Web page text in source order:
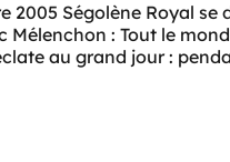
2005 Ségolène Royal se
: Tout le
au grand jour :